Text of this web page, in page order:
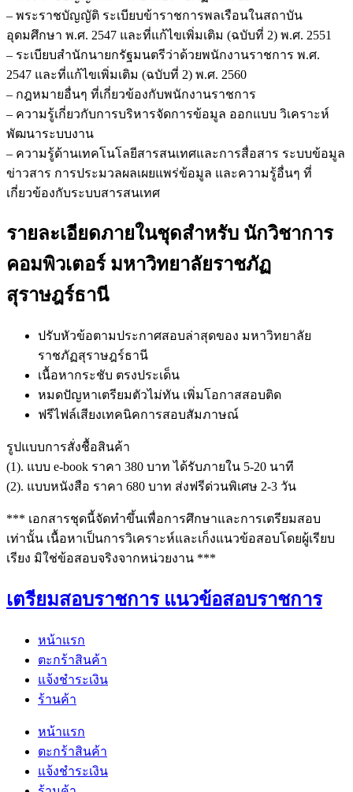
– พระราชบัญญัติ ระเบียบข้าราชการพลเรือนในสถาบัน
อุดมศึกษา พ.ศ. 2547 และที่แก้ไขเพิ่มเติม (ฉบับที่ 2) พ.ศ. 2551
– ระเบียบสำนักนายกรัฐมนตรีว่าด้วยพนักงานราชการ พ.ศ.
2547 และที่แก้ไขเพิ่มเติม (ฉบับที่ 2) พ.ศ. 2560
– กฎหมายอื่นๆ ที่เกี่ยวข้องกับพนักงานราชการ
– ความรู้เกี่ยวกับการบริหารจัดการข้อมูล ออกแบบ วิเคราะห์
พัฒนาระบบงาน
– ความรู้ด้านเทคโนโลยีสารสนเทศและการสื่อสาร ระบบข้อมูล
ข่าวสาร การประมวลผลเผยแพร่ข้อมูล และความรู้อื่นๆ ที่
เกี่ยวข้องกับระบบสารสนเทศ
รายละเอียดภายในชุดสำหรับ นักวิชาการ
คอมพิวเตอร์ มหาวิทยาลัยราชภัฏ
สุราษฎร์ธานี
ปรับหัวข้อตามประกาศสอบล่าสุดของ มหาวิทยาลัย
ราชภัฏสุราษฎร์ธานี
เนื้อหากระชับ ตรงประเด็น
หมดปัญหาเตรียมตัวไม่ทัน เพิ่มโอกาสสอบติด
ฟรีไฟล์เสียงเทคนิคการสอบสัมภาษณ์
รูปแบบการสั่งชื้อสินค้า
(1). แบบ e-book ราคา 380 บาท ได้รับภายใน 5-20 นาที
(2). แบบหนังสือ ราคา 680 บาท ส่งฟรีด่วนพิเศษ 2-3 วัน
*** เอกสารชุดนี้จัดทำขึ้นเพื่อการศึกษาและการเตรียมสอบ
เท่านั้น เนื้อหาเป็นการวิเคราะห์และเก็งแนวข้อสอบโดยผู้เรียบ
เรียง มิใช่ข้อสอบจริงจากหน่วยงาน ***
เตรียมสอบราชการ แนวข้อสอบราชการ
หน้าแรก
ตะกร้าสินค้า
แจ้งชำระเงิน
ร้านค้า
หน้าแรก
ตะกร้าสินค้า
แจ้งชำระเงิน